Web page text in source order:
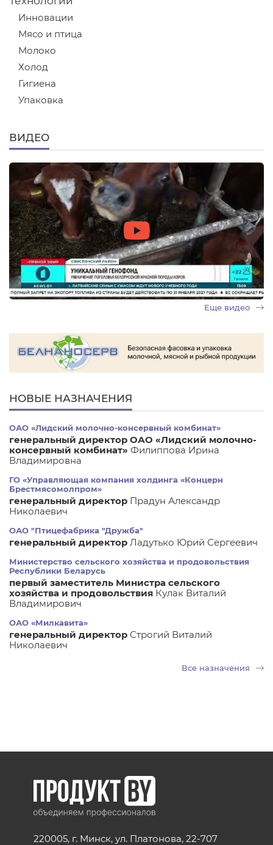
Инновации
Мясо и птица
Молоко
Холод
Гигиена
Упаковка
ВИДЕО
Еще видео
НОВЫЕ НАЗНАЧЕНИЯ
ОАО «Лидский молочно-консервный комбинат»
генеральный директор ОАО «Лидский молочно-
консервный комбинат» Филиппова Ирина
Владимировна
ГО «Управляющая компания холдинга «Концерн
Брестмясомолпром»
генеральный директор Прадун Александр
Николаевич
ОАО "Птицефабрика "Дружба"
генеральный директор Ладутько Юрий Сергеевич
Министерство сельского хозяйства и продовольствия
Республики Беларусь
первый заместитель Министра сельского
хозяйства и продовольствия Кулак Виталий
Владимирович
ОАО «Милкавита»
генеральный директор Строгий Виталий
Николаевич
Все назначения
220005, г. Минск, ул. Платонова, 22-707